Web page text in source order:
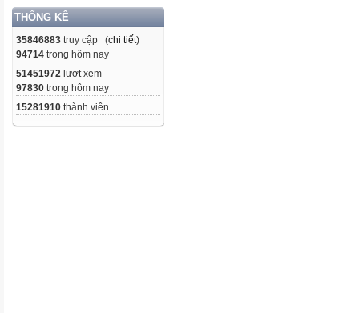
THỐNG KÊ
35846883 truy cập (chi tiết)
94714 trong hôm nay
51451972 lượt xem
97830 trong hôm nay
15281910 thành viên